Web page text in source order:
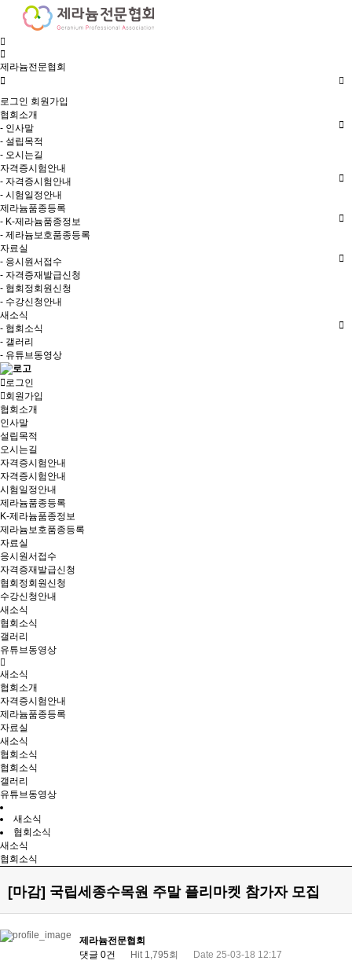
제라늄전문협회
로그인 회원가입
협회소개
- 인사말
- 설립목적
- 오시는길
자격증시험안내
- 자격증시험안내
- 시험일정안내
제라늄품종등록
- K-제라늄품종정보
- 제라늄보호품종등록
자료실
- 응시원서접수
- 자격증재발급신청
- 협회정회원신청
- 수강신청안내
새소식
- 협회소식
- 갤러리
- 유튜브동영상
로그인
회원가입
협회소개
인사말
설립목적
오시는길
자격증시험안내
자격증시험안내
시험일정안내
제라늄품종등록
K-제라늄품종정보
제라늄보호품종등록
자료실
응시원서접수
자격증재발급신청
협회정회원신청
수강신청안내
새소식
협회소식
갤러리
유튜브동영상
새소식
협회소개
자격증시험안내
제라늄품종등록
자료실
새소식
협회소식
협회소식
갤러리
유튜브동영상
새소식
협회소식
새소식
협회소식
[마감] 국립세종수목원 주말 플리마켓 참가자 모집
제라늄전문협회
댓글 0건
Hit 1,795회 Date 25-03-18 12:17